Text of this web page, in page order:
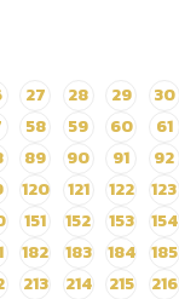
27 28 29 30
58 59 60 61
89 90 91 92
120 121 122 123
151 152 153 154
182 183 184 185
213 214 215 216